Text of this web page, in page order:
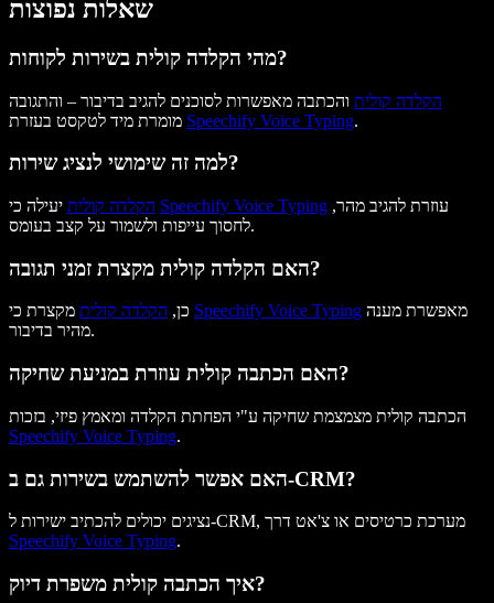
שאלות נפוצות
מהי הקלדה קולית בשירות לקוחות?
הקלדה קולית והכתבה מאפשרות לסוכנים להגיב בדיבור – והתגובה
Speechify Voice Typing.
למה זה שימושי לנציג שירות?
הקלדה קולית Speechify Voice Typing
לחסוך עייפות ולשמור על קצב בעומס.
האם הקלדה קולית מקצרת זמני תגובה?
כן, הקלדה קולית Speechify Voice Typing
מהיר בדיבור.
האם הכתבה קולית עוזרת במניעת שחיקה?
הכתבה קולית מצמצמת שחיקה ע"י הפחתת הקלדה ומאמץ פיזי, בזכות
Speechify Voice Typing.
האם אפשר להשתמש בשירות גם ב-CRM?
נציגים יכולים להכתיב ישירות ל-CRM, מערכת כרטיסים או צ'אט דרך
Speechify Voice Typing.
איך הכתבה קולית משפרת דיוק?